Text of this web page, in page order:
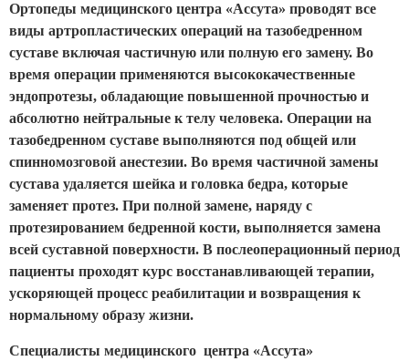
Ортопеды медицинского центра «Ассута» проводят все
виды артропластических операций на тазобедренном
суставе включая частичную или полную его замену. Во
время операции применяются высококачественные
эндопротезы, обладающие повышенной прочностью и
абсолютно нейтральные к телу человека. Операции на
тазобедренном суставе выполняются под общей или
спинномозговой анестезии. Во время частичной замены
сустава удаляется шейка и головка бедра, которые
заменяет протез. При полной замене, наряду с
протезированием бедренной кости, выполняется замена
всей суставной поверхности. В послеоперационный период
пациенты проходят курс восстанавливающей терапии,
ускоряющей процесс реабилитации и возвращения к
нормальному образу жизни.
Специалисты медицинского центра «Ассута»